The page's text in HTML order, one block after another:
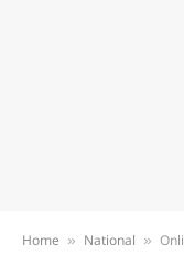
Home » National » Online